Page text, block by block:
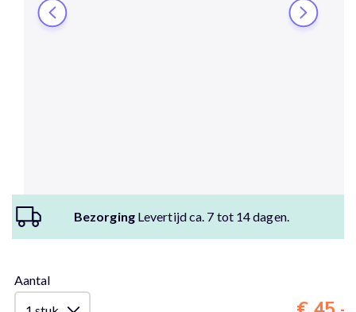
BezorgingLevertijd ca. 7 tot 14 dagen.
Aantal